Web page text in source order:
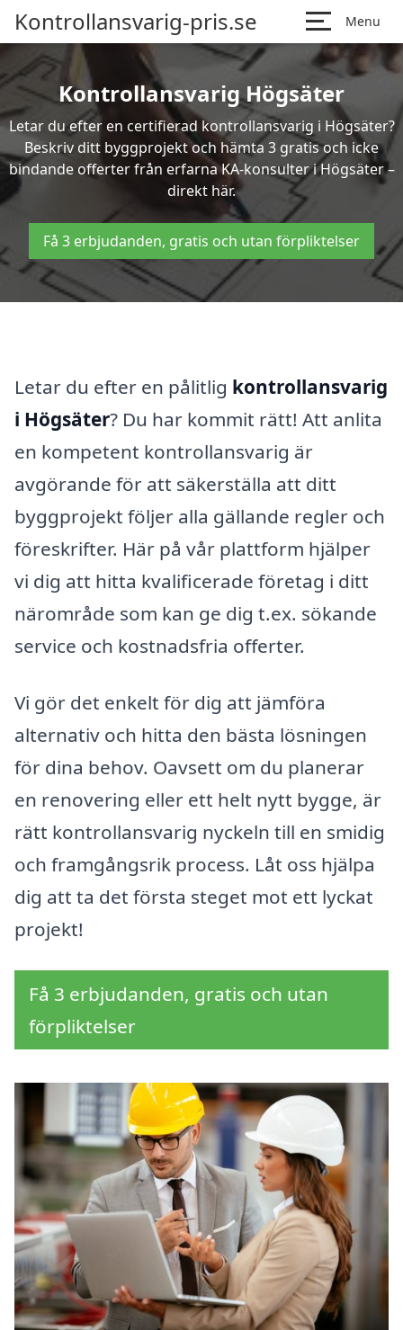
Kontrollansvarig-pris.se Menu
Kontrollansvarig Högsäter
Letar du efter en certifierad kontrollansvarig i Högsäter?
Beskriv ditt byggprojekt och hämta 3 gratis och icke
bindande offerter från erfarna KA-konsulter i Högsäter –
direkt här.
Få 3 erbjudanden, gratis och utan förpliktelser
Letar du efter en pålitlig kontrollansvarig
i Högsäter? Du har kommit rätt! Att anlita
en kompetent kontrollansvarig är
avgörande för att säkerställa att ditt
byggprojekt följer alla gällande regler och
föreskrifter. Här på vår plattform hjälper
vi dig att hitta kvalificerade företag i ditt
närområde som kan ge dig t.ex. sökande
service och kostnadsfria offerter.
Vi gör det enkelt för dig att jämföra
alternativ och hitta den bästa lösningen
för dina behov. Oavsett om du planerar
en renovering eller ett helt nytt bygge, är
rätt kontrollansvarig nyckeln till en smidig
och framgångsrik process. Låt oss hjälpa
dig att ta det första steget mot ett lyckat
projekt!
Få 3 erbjudanden, gratis och utan
förpliktelser